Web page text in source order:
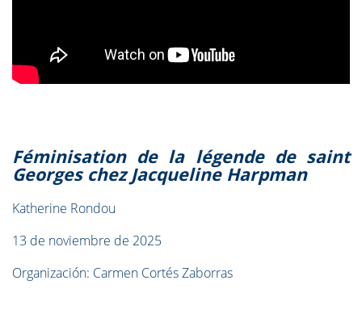
Féminisation de la légende de saint
Georges chez Jacqueline Harpman
Katherine Rondou
13 de noviembre de 2025
Organización: Carmen Cortés Zaborras